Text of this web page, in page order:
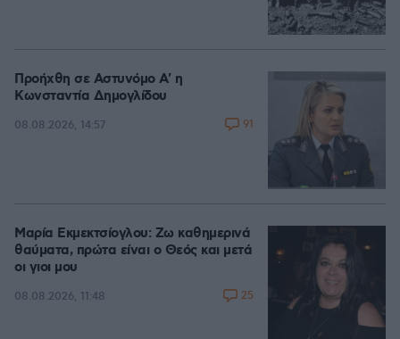
Προήχθη σε Αστυνόμο Α' η
Κωνσταντία Δημογλίδου
08.08.2026, 14:57 91
Μαρία Εκμεκτσίογλου: Ζω καθημερινά
θαύματα, πρώτα είναι ο Θεός και μετά
οι γιοι μου
08.08.2026, 11:48 25